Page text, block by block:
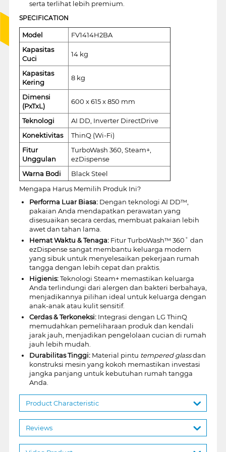
serta terlihat lebih premium.
SPECIFICATION
Model
FV1414H2BA
Kapasitas
Cuci
14 kg
Kapasitas
Kering
8 kg
Dimensi
(PxTxL)
600 x 615 x 850 mm
Teknologi
AI DD, Inverter DirectDrive
Konektivitas
ThinQ (Wi-Fi)
Fitur
Unggulan
TurboWash 360, Steam+,
ezDispense
Warna Bodi
Black Steel
Mengapa Harus Memilih Produk Ini?
Performa Luar Biasa:Dengan teknologi AI DD™,
pakaian Anda mendapatkan perawatan yang
disesuaikan secara cerdas, membuat pakaian lebih
awet dan tahan lama.
Hemat Waktu & Tenaga:Fitur TurboWash™ 360˚ dan
ezDispense sangat membantu keluarga modern
yang sibuk untuk menyelesaikan pekerjaan rumah
tangga dengan lebih cepat dan praktis.
Higienis:Teknologi Steam+ memastikan keluarga
Anda terlindungi dari alergen dan bakteri berbahaya,
menjadikannya pilihan ideal untuk keluarga dengan
anak-anak atau kulit sensitif.
Cerdas & Terkoneksi:Integrasi dengan LG ThinQ
memudahkan pemeliharaan produk dan kendali
jarak jauh, menjadikan pengelolaan cucian di rumah
jauh lebih mudah.
Durabilitas Tinggi:Material pintu tempered glassdan
konstruksi mesin yang kokoh memastikan investasi
jangka panjang untuk kebutuhan rumah tangga
Anda.
Product Characteristic
Reviews